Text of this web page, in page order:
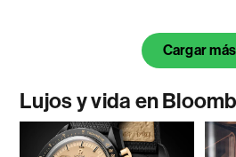
Cargar más
Lujos y vida en